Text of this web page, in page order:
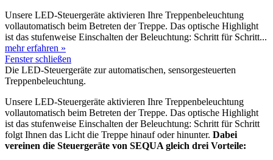
Unsere LED-Steuergeräte aktivieren Ihre Treppenbeleuchtung
vollautomatisch beim Betreten der Treppe. Das optische Highlight
ist das stufenweise Einschalten der Beleuchtung: Schritt für Schritt...
mehr erfahren »
Fenster schließen
Die LED-Steuergeräte zur automatischen, sensorgesteuerten
Treppenbeleuchtung.
Unsere LED-Steuergeräte aktivieren Ihre Treppenbeleuchtung
vollautomatisch beim Betreten der Treppe. Das optische Highlight
ist das stufenweise Einschalten der Beleuchtung: Schritt für Schritt
folgt Ihnen das Licht die Treppe hinauf oder hinunter. Dabei
vereinen die Steuergeräte von SEQUA gleich drei Vorteile: